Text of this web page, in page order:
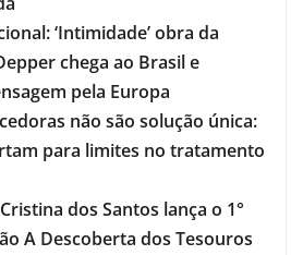
‘Intimidade’ obra da
chega ao Brasil e
pela Europa
não são solução única:
para limites no tratamento
dos Santos lança o 1°
A Descoberta dos Tesouros